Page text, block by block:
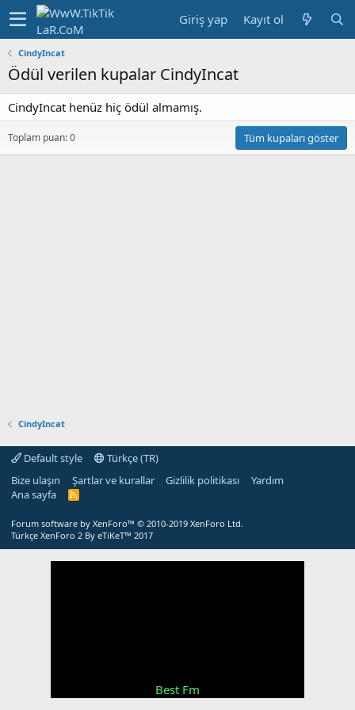
Giriş yap Kayıt ol
CindyIncat
Ödül verilen kupalar CindyIncat
CindyIncat henüz hiç ödül almamış.
Toplam puan: 0 Tüm kupaları göster
CindyIncat
Default style
Türkçe (TR)
Bize ulaşın
Şartlar ve kurallar Gizlilik politikası
Yardım
Ana sayfa
R
Forum software by XenForo™ © 2010-2019 XenForo Ltd.
Türkçe XenForo 2 By eTiKeT™ 2017
Best Fm